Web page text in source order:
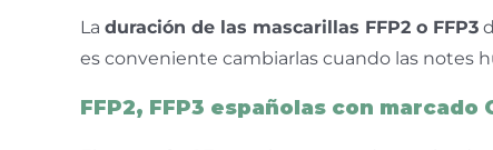
La duración de las mascarillas FFP2 o FFP3
es conveniente cambiarlas cuando las notes
FFP2, FFP3 españolas con marcado